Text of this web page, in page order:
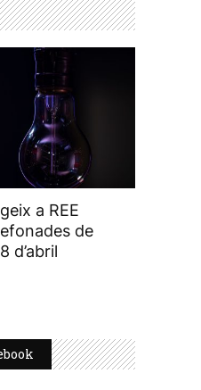
a REE
de
d’abril